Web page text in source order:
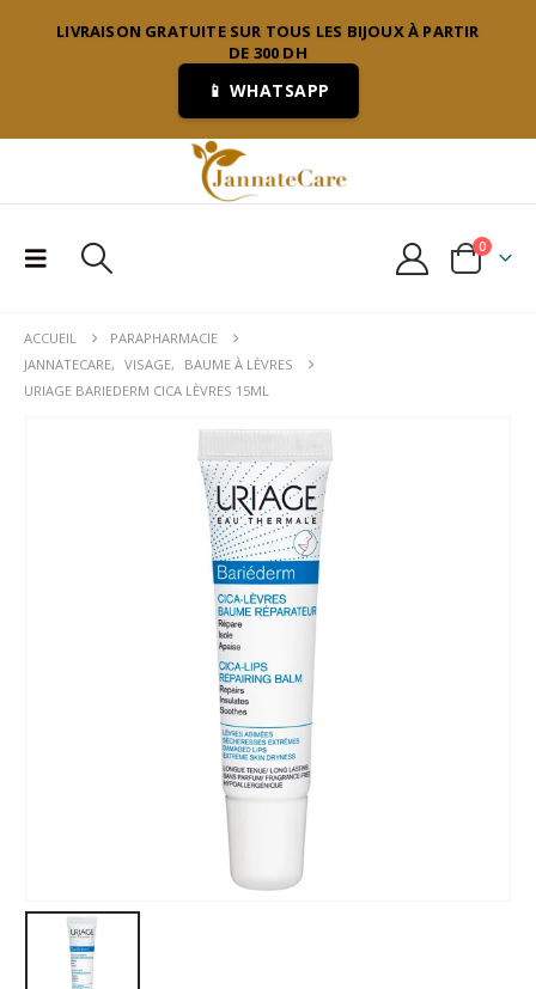
LIVRAISON GRATUITE SUR TOUS LES BIJOUX À PARTIR
DE 300 DH
📱 WHATSAPP
0
ACCUEIL
PARAPHARMACIE
JANNATECARE, VISAGE,
BAUME À LÈVRES
URIAGE BARIEDERM CICA LÈVRES 15ML